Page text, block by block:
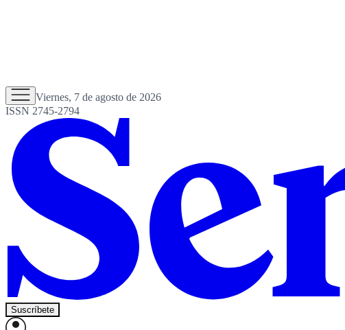
Viernes, 7 de agosto de 2026
ISSN 2745-2794
Suscríbete